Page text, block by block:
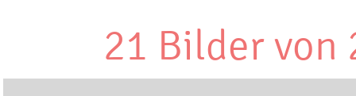
21 Bilder von